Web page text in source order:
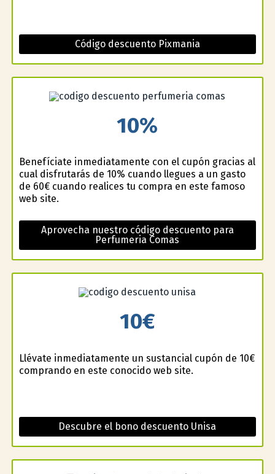
Código descuento Pixmania
10%
Benefíciate inmediatamente con el cupón gracias al
cual disfrutarás de 10% cuando llegues a un gasto
de 60€ cuando realices tu compra en este famoso
web site.
Aprovecha nuestro código descuento para
Perfumeria Comas
10€
Llévate inmediatamente un sustancial cupón de 10€
comprando en este conocido web site.
Descubre el bono descuento Unisa